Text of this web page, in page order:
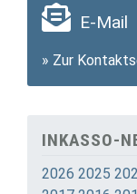
E-Mail
» Zur
INKASSO-
2026 2025